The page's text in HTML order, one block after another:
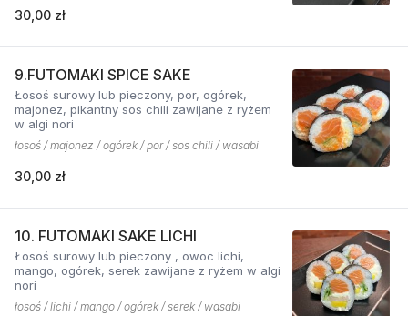
30,00 zł
9.FUTOMAKI SPICE SAKE
Łosoś surowy lub pieczony, por, ogórek,
majonez, pikantny sos chili zawijane z ryżem
w algi nori
łosoś / majonez / ogórek / por / sos chili / wasabi
30,00 zł
10. FUTOMAKI SAKE LICHI
Łosoś surowy lub pieczony , owoc lichi,
mango, ogórek, serek zawijane z ryżem w algi
nori
łosoś / lichi / mango / ogórek / serek / wasabi